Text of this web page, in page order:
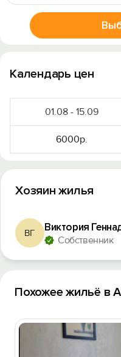
Календарь цен
01.08 - 15.09
6000р.
Хозяин жилья
ВГ Виктория
Собственник
Похожее жильё в